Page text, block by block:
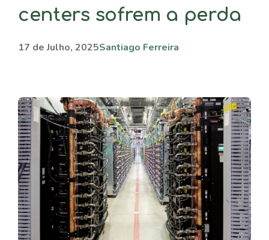
centers sofrem a perda
17 de Julho, 2025Santiago Ferreira